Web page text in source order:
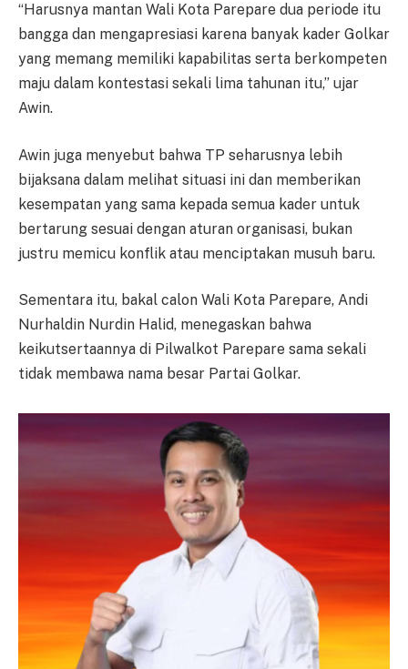
“Harusnya mantan Wali Kota Parepare dua periode itu
bangga dan mengapresiasi karena banyak kader Golkar
yang memang memiliki kapabilitas serta berkompeten
maju dalam kontestasi sekali lima tahunan itu,” ujar
Awin.
Awin juga menyebut bahwa TP seharusnya lebih
bijaksana dalam melihat situasi ini dan memberikan
kesempatan yang sama kepada semua kader untuk
bertarung sesuai dengan aturan organisasi, bukan
justru memicu konflik atau menciptakan musuh baru.
Sementara itu, bakal calon Wali Kota Parepare, Andi
Nurhaldin Nurdin Halid, menegaskan bahwa
keikutsertaannya di Pilwalkot Parepare sama sekali
tidak membawa nama besar Partai Golkar.